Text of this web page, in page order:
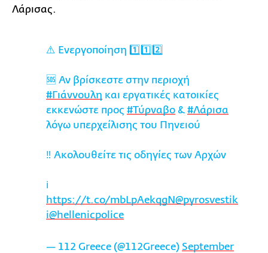
Λάρισας.
⚠️ Ενεργοποίηση 1️⃣1️⃣2️⃣
🆘 Αν βρίσκεστε στην περιοχή
#Γιάννουλη και εργατικές κατοικίες
εκκενώστε προς #Τύρναβο & #Λάρισα
λόγω υπερχείλισης του Πηνειού
‼️ Ακολουθείτε τις οδηγίες των Αρχών
ℹ️
https://t.co/mbLpAekqgN@pyrosvestik
i@hellenicpolice
— 112 Greece (@112Greece) September